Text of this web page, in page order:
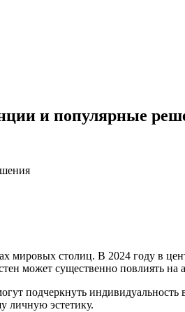
и популярные
мировых столиц. В 2024 году в
может существенно повлиять на
подчеркнуть индивидуальность
личную эстетику.